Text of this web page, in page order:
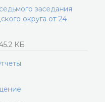
заседания
округа от 24
КБ